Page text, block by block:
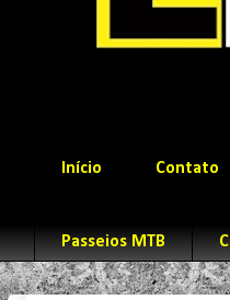
Início Contato
Passeios MTB